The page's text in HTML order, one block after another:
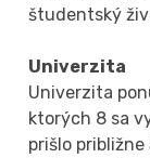
študentský
Univerzita
Univerzita
ktorých 8 sa
prišlo